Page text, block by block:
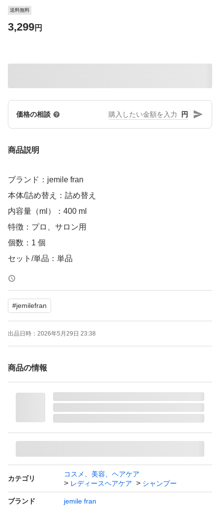
送料無料
3,299円
価格の相談 円
商品説明
ブランド：jemile fran
本体/詰め替え：詰め替え
内容量（ml）：400 ml
特徴：プロ、サロン用
個数：1 個
セット/単品：単品
#jemilefran
出品日時： 2026年5月29日 23:38
商品の情報
カテゴリ
コスメ、美容、ヘアケア
レディースヘアケア
シャンプー
ブランド jemile fran